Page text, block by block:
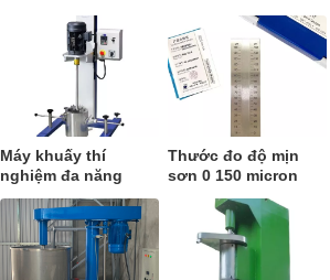
Máy khuấy thí
nghiệm đa năng
BGD750
Thước đo độ mịn
sơn 0 150 micron